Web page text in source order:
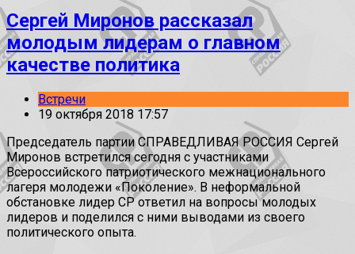
Сергей Миронов рассказал
молодым лидерам о главном
качестве политика
Встречи
19 октября 2018 17:57
Председатель партии СПРАВЕДЛИВАЯ РОССИЯ Сергей
Миронов встретился сегодня с участниками
Всероссийского патриотического межнационального
лагеря молодежи «Поколение». В неформальной
обстановке лидер СР ответил на вопросы молодых
лидеров и поделился с ними выводами из своего
политического опыта.